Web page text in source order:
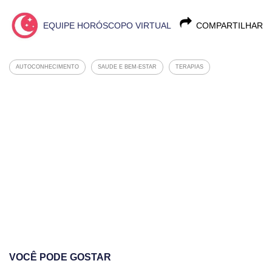
COMPARTILHAR
EQUIPE HORÓSCOPO VIRTUAL
AUTOCONHECIMENTO SAUDE E BEM-ESTAR TERAPIAS
VOCÊ PODE GOSTAR